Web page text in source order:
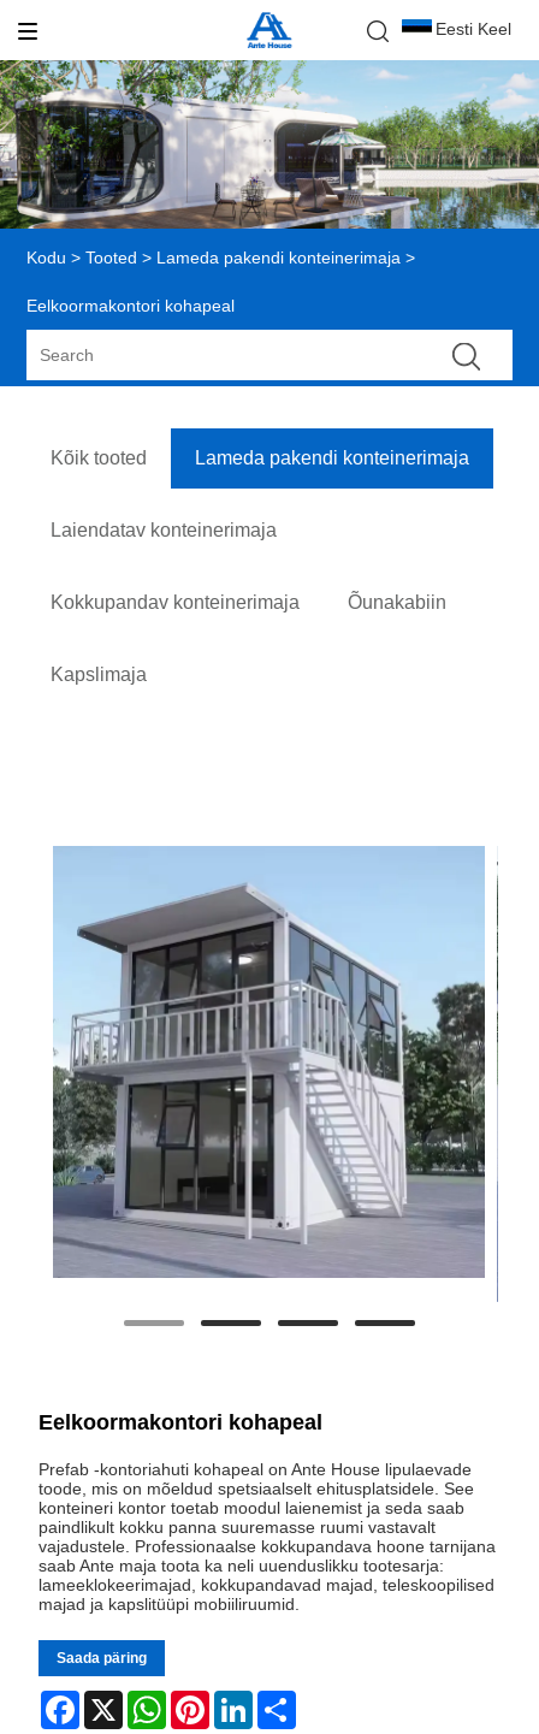
Eesti Keel
Kodu > Tooted > Lameda pakendi konteinerimaja >
Eelkoormakontori kohapeal
Kõik tooted Lameda pakendi konteinerimaja
Laiendatav konteinerimaja
Kokkupandav konteinerimaja Õunakabiin
Kapslimaja
Eelkoormakontori kohapeal
Prefab -kontoriahuti kohapeal on Ante House lipulaevade
toode, mis on mõeldud spetsiaalselt ehitusplatsidele. See
konteineri kontor toetab moodul laienemist ja seda saab
paindlikult kokku panna suuremasse ruumi vastavalt
vajadustele. Professionaalse kokkupandava hoone tarnijana
saab Ante maja toota ka neli uuenduslikku tootesarja:
lameeklokeerimajad, kokkupandavad majad, teleskoopilised
majad ja kapslitüüpi mobiiliruumid.
Saada päring
Facebook
X WhatsAppPinterestLinkedIn